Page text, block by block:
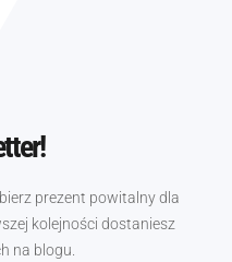
prezent powitalny dla
kolejności dostaniesz
na blogu.